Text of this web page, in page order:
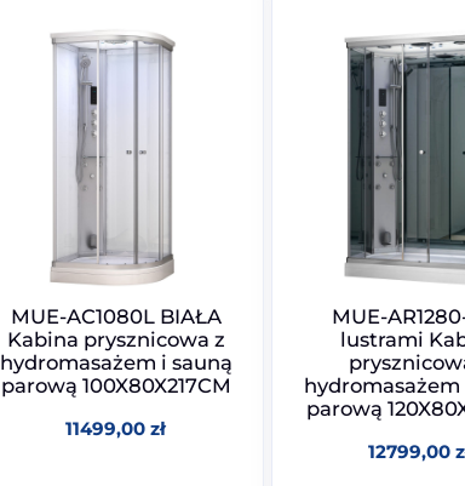
MUE-AC1080L BIAŁA
Kabina prysznicowa z
hydromasażem i sauną
parową 100X80X217CM
11499,00 zł
MUE-
lustrami
hydromasażem
parową
12799,00